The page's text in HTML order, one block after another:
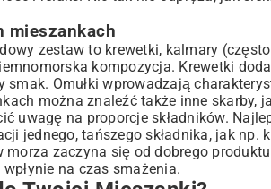
Morza
mieszankach
zestaw to krewetki, kalmary
kompozycja. Krewetki
Omułki wprowadzają
można znaleźć także inne skarby,
uwagę na proporcje składników.
jednego, tańszego składnika, jak np.
zaczyna się od dobrego
na czas smażenia.